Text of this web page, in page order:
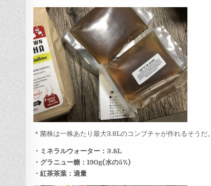
＊菌株は一株あたり最大3.8Lのコンブチャが作れるそうだ。
・ミネラルウォーター：3.8L
・グラニュー糖：190g(水の5%)
・紅茶茶葉：適量